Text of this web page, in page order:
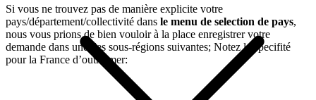
Si vous ne trouvez pas de manière explicite votre
pays/département/collectivité dans le menu de selection de pays,
nous vous prions de bien vouloir à la place enregistrer votre
demande dans une des sous-régions suivantes; Notez la specifité
pour la France d’outre-mer: